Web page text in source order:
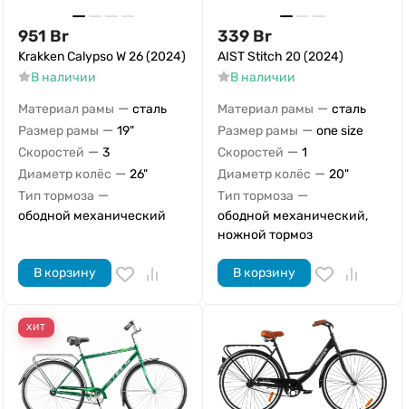
951 Br
Krakken Calypso W 26 (2024)
В наличии
Материал рамы — сталь
Размер рамы — 19"
Скоростей — 3
Диаметр колёс — 26"
Тип тормоза —
ободной механический
В корзину
339 Br
AIST Stitch 20 (2024)
В наличии
Материал рамы — сталь
Размер рамы — one size
Скоростей — 1
Диаметр колёс — 20"
Тип тормоза —
ободной механический,
ножной тормоз
В корзину
ХИТ